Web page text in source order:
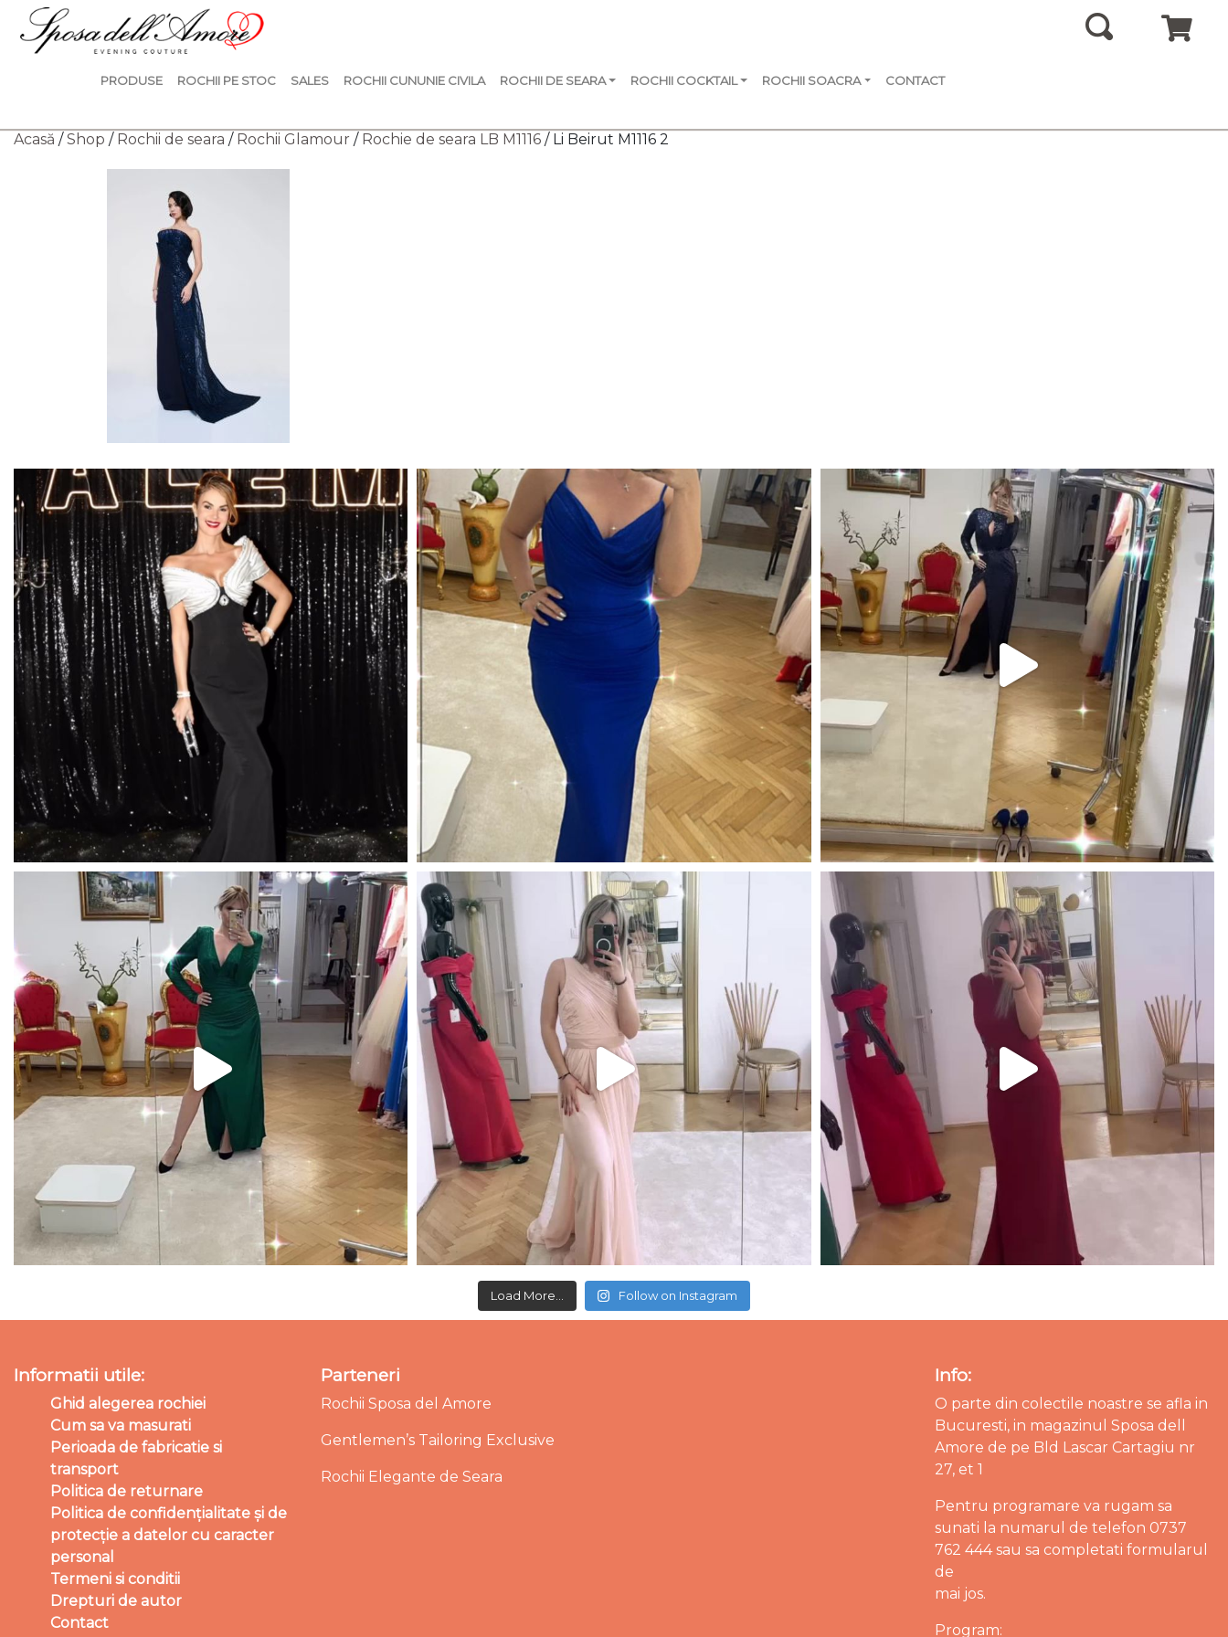
PRODUSE ROCHII PE STOC SALES ROCHII CUNUNIE CIVILA ROCHII DE SEARA ROCHII COCKTAIL ROCHII SOACRA CONTACT
Acasă /Shop / Rochii de seara / Rochii Glamour / Rochie de seara LB M1116 / Li Beirut M1116 2
Load More... Follow on Instagram
Informatii utile:
Ghid alegerea rochiei
Cum sa va masurati
Perioada de fabricatie si
transport
Politica de returnare
Politica de confidențialitate și de
protecție a datelor cu caracter
personal
Termeni si conditii
Drepturi de autor
Contact
Parteneri
Rochii Sposa del Amore
Gentlemen’s Tailoring Exclusive
Rochii Elegante de Seara
Info:
O parte din colectile noastre se afla in
Bucuresti, in magazinul Sposa dell
Amore de pe Bld Lascar Cartagiu nr
27, et 1
Pentru programare va rugam sa
sunati la numarul de telefon 0737
762 444 sau sa completati formularul
de
mai jos.
Program: